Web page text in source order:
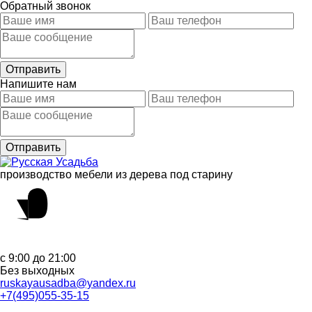
Обратный звонок
Напишите нам
производство мебели из дерева под старину
с 9:00 до 21:00
Без выходных
ruskayausadba@yandex.ru
+7(495)055-35-15